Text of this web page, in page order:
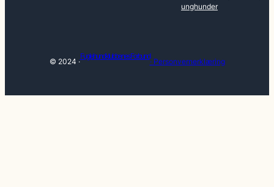
unghunder
© 2024 ·
Fuglehundklubbenes Forbund
· Personvernerklæring